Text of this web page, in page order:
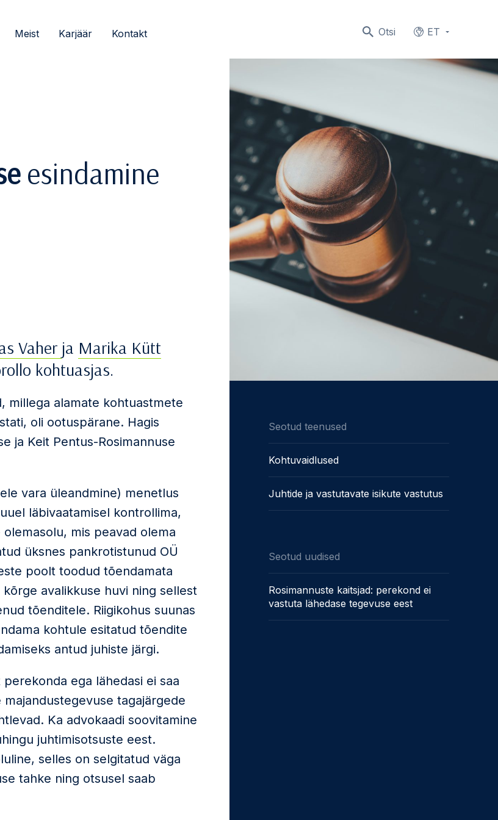
Otsi ET
Meist Karjäär Kontakt
esindamine
Vaher ja Marika Kütt
kohtuasjas.
millega alamate kohtuastmete
oli ootuspärane. Hagis
ja Keit Pentus-Rosimannuse
vara üleandmine) menetlus
läbivaatamisel kontrollima,
mis peavad olema
üksnes pankrotistunud OÜ
poolt toodud tõendamata
avalikkuse huvi ning sellest
tõenditele. Riigikohus suunas
kohtule esitatud tõendite
antud juhiste järgi.
ega lähedasi ei saa
tagajärgede
Ka advokaadi soovitamine
juhtimisotsuste eest.
selles on selgitatud väga
tahke ning otsusel saab
Seotud teenused
Kohtuvaidlused
Juhtide ja vastutavate isikute vastutus
Seotud uudised
Rosimannuste kaitsjad: perekond ei
vastuta lähedase tegevuse eest